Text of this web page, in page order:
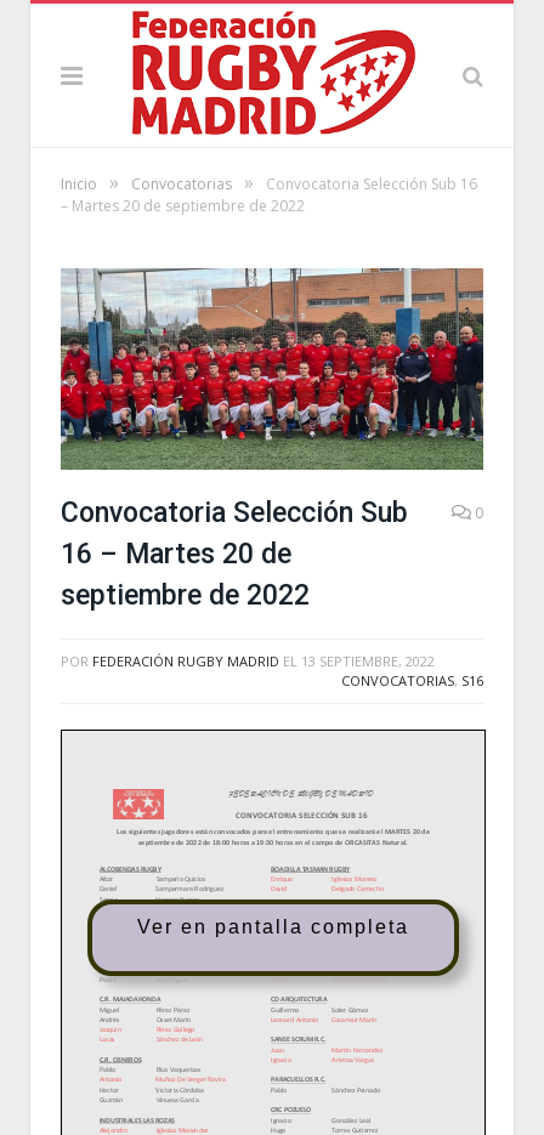
Inicio » Convocatorias »
Convocatoria Selección Sub 16
– Martes 20 de septiembre de 2022
Convocatoria Selección Sub
16 – Martes 20 de
septiembre de 2022
0
POR FEDERACIÓN RUGBY MADRID EL 13 SEPTIEMBRE, 2022
CONVOCATORIAS, S16
Ver en pantalla completa